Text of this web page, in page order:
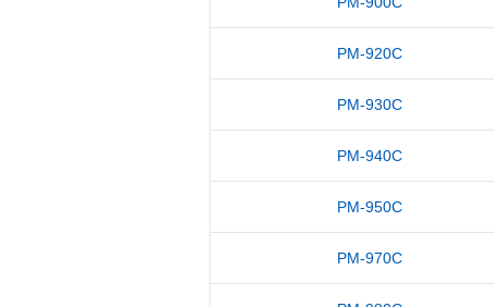
PM-920C
PM-930C
PM-940C
PM-950C
PM-970C